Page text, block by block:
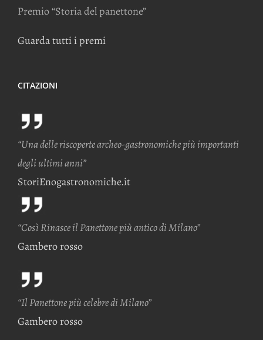
Premio “Storia del panettone”
Guarda tutti i premi
CITAZIONI
“Una delle riscoperte archeo-gastronomiche più importanti
degli ultimi anni”
StoriEnogastronomiche.it
“Così Rinasce il Panettone più antico di Milano”
Gambero rosso
“Il Panettone più celebre di Milano”
Gambero rosso